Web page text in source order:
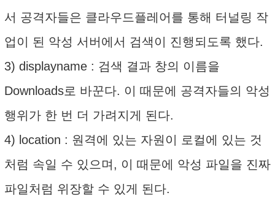
서 공격자들은 클라우드플레어를 통해 터널링 작
업이 된 악성 서버에서 검색이 진행되도록 했다.
3) displayname : 검색 결과 창의 이름을
Downloads로 바꾼다. 이 때문에 공격자들의 악성
행위가 한 번 더 가려지게 된다.
4) location : 원격에 있는 자원이 로컬에 있는 것
처럼 속일 수 있으며, 이 때문에 악성 파일을 진짜
파일처럼 위장할 수 있게 된다.